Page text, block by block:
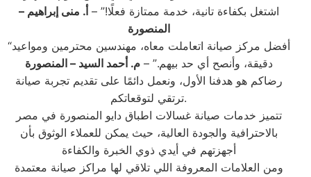
اشتغل بكفاءة تانية، خدمة ممتازة فعلًا!” – أ. منى إبراهيم –
المنصورة
“أفضل مركز صيانة اتعاملت معاه، مهندسين محترمين ومواعيد
دقيقة، وأنصح أي حد بيهم.” –م. أحمد السيد – المنصورة
رضاكم هو هدفنا الأول، ونعمل دائمًا على تقديم تجربة صيانة
ترتقي لتوقعاتكم.
تتميز خدمات صيانة غسالات اطباق دايو المنصورة في مصر
بالاحترافية والجودة العالية، حيث يمكن للعملاء الوثوق بأن
أجهزتهم في أيدي ذوي الخبرة والكفاءة
ومن العلامات المعروفة اللي تلاقي لها مراكز صيانة معتمدة